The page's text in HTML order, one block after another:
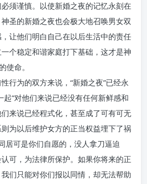
须谨慎。以使新婚之夜的记忆永刻在
圣的新婚之夜也会极大地召唤男女双
让他们明白自己在以后生活中的责任
个稳定和谐家庭打下基础，这才是神
使命。
行为的双方来说，“新婚之夜”已经永
起”对他们来说已经没有任何新鲜感和
来说已经程式化，甚至成了可有可无
为以后维护女方的正当权益埋下了祸
可是你们自愿的，没人拿刀逼迫
可，为法律所保护。如果你将来的正
们只能对你们报以同情，却无法帮助